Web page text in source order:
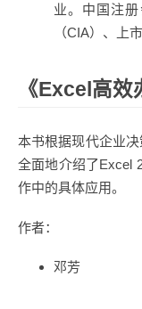
业。中国注
（CIA）、上
《Excel高
本书根据现代企业
全面地介绍了Excel
作中的具体应用。
作者：
邓芳